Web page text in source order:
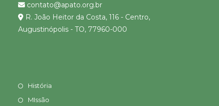
contato@apato.org.br
R. João Heitor da Costa, 116 - Centro,
Augustinópolis - TO, 77960-000
História
MIssão